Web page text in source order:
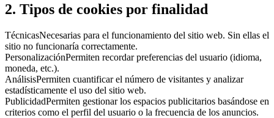
2. Tipos de cookies por finalidad
TécnicasNecesarias para el funcionamiento del sitio web. Sin ellas el
sitio no funcionaría correctamente.
PersonalizaciónPermiten recordar preferencias del usuario (idioma,
moneda, etc.).
AnálisisPermiten cuantificar el número de visitantes y analizar
estadísticamente el uso del sitio web.
PublicidadPermiten gestionar los espacios publicitarios basándose en
criterios como el perfil del usuario o la frecuencia de los anuncios.